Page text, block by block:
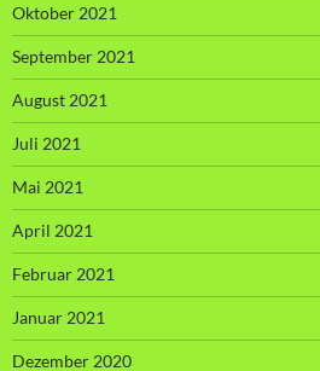
Oktober 2021
September 2021
August 2021
Juli 2021
Mai 2021
April 2021
Februar 2021
Januar 2021
Dezember 2020